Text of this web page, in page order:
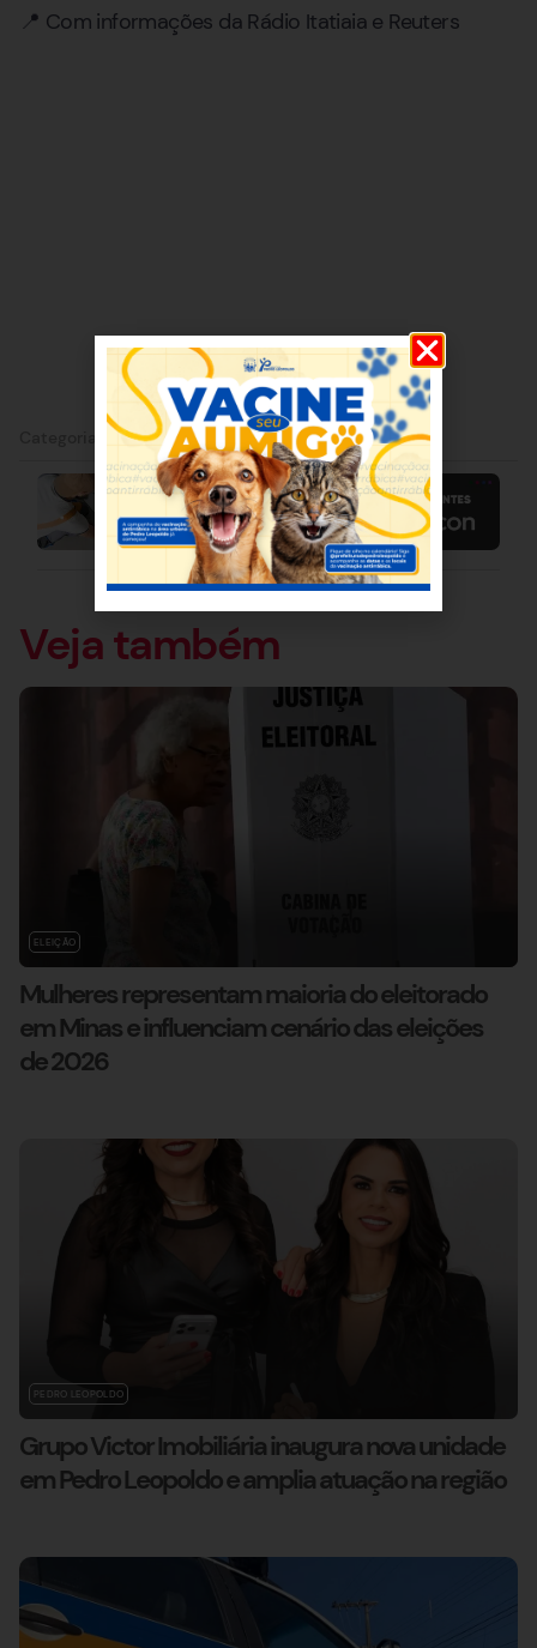
📍 Com informações da Rádio Itatiaia e Reuters
Belo Horizonte Confins
Veja também
ELEIÇÃO
Mulheres representam maioria do eleitorado
em Minas e influenciam cenário das eleições
de 2026
PEDRO LEOPOLDO
Grupo Victor Imobiliária inaugura nova unidade
em Pedro Leopoldo e amplia atuação na região